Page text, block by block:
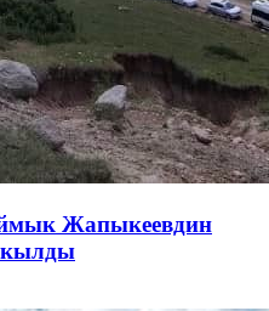
Жапыкеевдин
кылды